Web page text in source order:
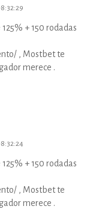
+ 150 rodadas
, Mostbet te
merece .
+ 150 rodadas
, Mostbet te
merece .